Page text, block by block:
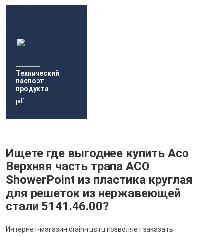
Технический
паспорт
продукта
pdf
Ищете где выгоднее купить Aco
Верхняя часть трапа ACO
ShowerPoint из пластика круглая
для решеток из нержавеющей
стали 5141.46.00?
Интернет-магазин drain-rus.ru позволяет заказать